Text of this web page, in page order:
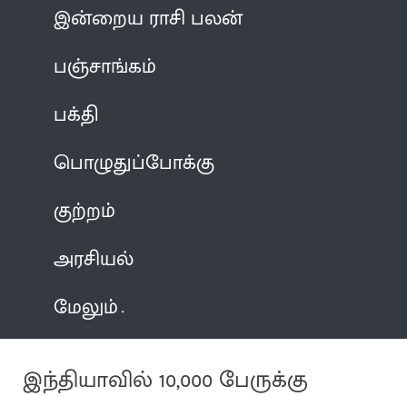
இன்றைய ராசி பலன்
பஞ்சாங்கம்
பக்தி
பொழுதுப்போக்கு
குற்றம்
அரசியல்
மேலும்
இந்தியாவில் 10,000 பேருக்கு